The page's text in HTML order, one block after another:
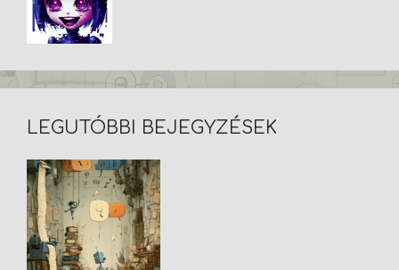
LEGUTÓBBI BEJEGYZÉSEK